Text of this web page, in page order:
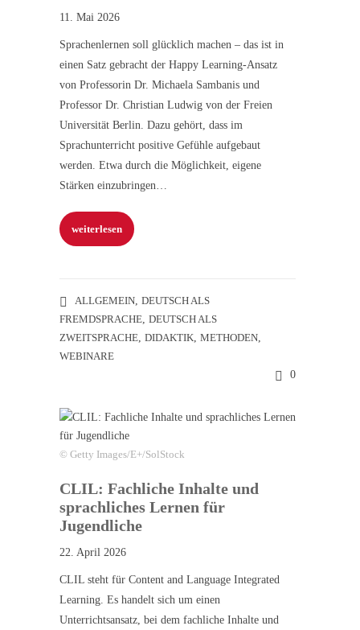
11. Mai 2026
Sprachenlernen soll glücklich machen – das ist in
einen Satz gebracht der Happy Learning-Ansatz
von Professorin Dr. Michaela Sambanis und
Professor Dr. Christian Ludwig von der Freien
Universität Berlin. Dazu gehört, dass im
Sprachunterricht positive Gefühle aufgebaut
werden. Etwa durch die Möglichkeit, eigene
Stärken einzubringen…
weiterlesen
ALLGEMEIN, DEUTSCH ALS
FREMDSPRACHE, DEUTSCH ALS
ZWEITSPRACHE, DIDAKTIK, METHODEN,
WEBINARE
0
© Getty Images/E+/SolStock
CLIL: Fachliche Inhalte und
sprachliches Lernen für
Jugendliche
22. April 2026
CLIL steht für Content and Language Integrated
Learning. Es handelt sich um einen
Unterrichtsansatz, bei dem fachliche Inhalte und